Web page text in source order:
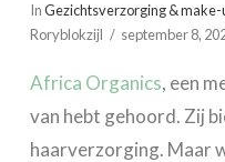
InGezichtsverzorging & make-
Roryblokzijl
september 8,
Africa Organics, een
van hebt gehoord. Zij
haarverzorging. Maar